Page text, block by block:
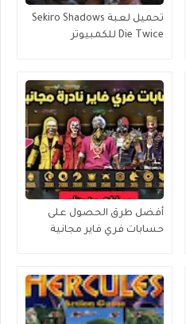
تحميل لعبة Sekiro Shadows
Die Twice للكمبيوتر
أفضل طرق الحصول على
حسابات فري فاير مجانية